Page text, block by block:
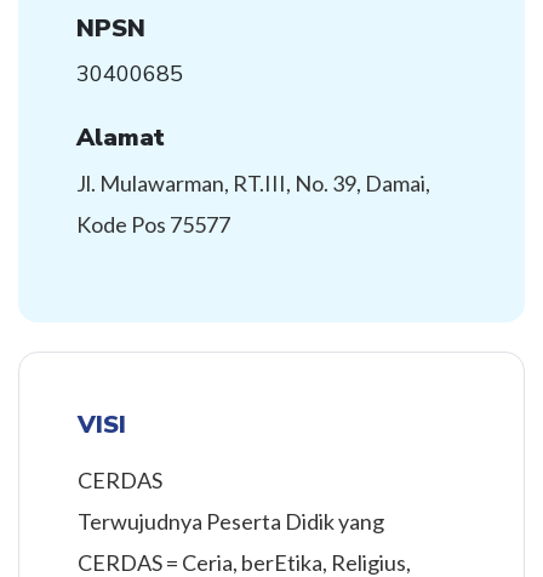
NPSN
30400685
Alamat
Jl. Mulawarman, RT.III, No. 39, Damai,
Kode Pos 75577
VISI
CERDAS
Terwujudnya Peserta Didik yang
CERDAS = Ceria, berEtika, Religius,